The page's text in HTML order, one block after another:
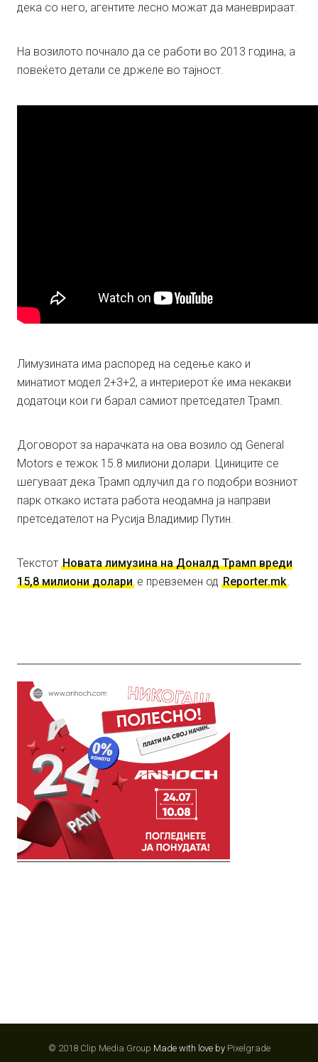
дека со него, агентите лесно можат да маневрираат.
На возилото почнало да се работи во 2013 година, а
повеќето детали се држеле во тајност.
Лимузината има распоред на седење како и
минатиот модел 2+3+2, а интериерот ќе има некакви
додатоци кои ги барал самиот претседател Трамп.
Договорот за нарачката на ова возило од General
Motors е тежок 15.8 милиони долари. Циниците се
шегуваат дека Трамп одлучил да го подобри возниот
парк откако истата работа неодамна ја направи
претседателот на Русија Владимир Путин.
Текстот Новата лимузина на Доналд Трамп вреди
15,8 милиони долари е превземен од Reporter.mk.
© 2018 Clip Media Group Made with love by Pixelgrade